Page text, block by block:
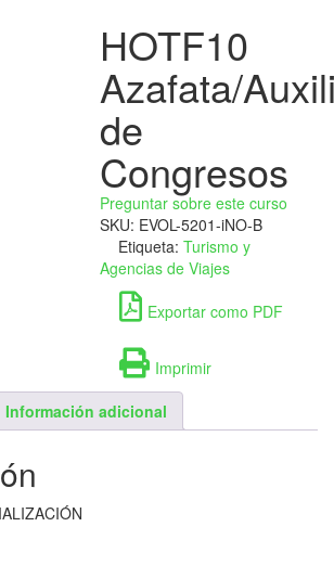
HOTF10
Azafata/
de
Congresos
Preguntar sobre este curso
SKU: EVOL-5201-iNO-B
Etiqueta:Turismo y
Agencias de Viajes
Exportar como PDF
Imprimir
Información adicional